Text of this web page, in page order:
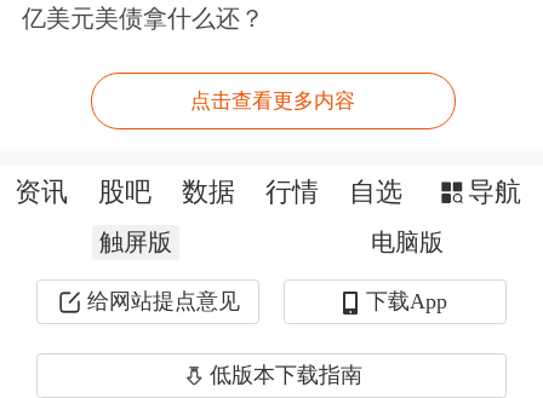
俊辉、郑幼文变更为叶桃、刘扬和苏州
资产投资管理集团有限公司。公司股票
及可转债将于6月16日开市起复牌。
【东山精密
：拟不超过59.35亿元收购
索尔思光电100%股份】
东山精密(002384.SZ)公告称，全资子公
司香港超毅拟收购索尔思光电100%股
亿美元美债拿什么还？
点击查看更多内容
资讯 股吧 数据 行情 自选 导航
触屏版 电脑版
给网站提点意见 下载App
低版本下载指南